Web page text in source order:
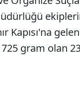
Kapısı'na
gram olan